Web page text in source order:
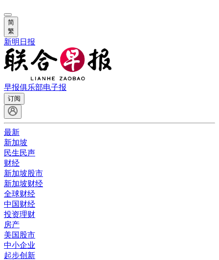
简
繁
新明日报
早报俱乐部电子报
订阅
最新
新加坡
民生民声
财经
新加坡股市
新加坡财经
全球财经
中国财经
投资理财
房产
美国股市
中小企业
起步创新